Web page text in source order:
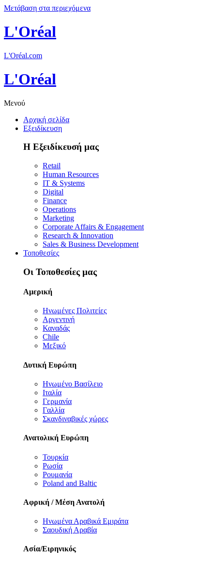
Μετάβαση στα περιεχόμενα
L'Oréal
L'Oréal.com
L'Oréal
Μενού
Αρχική σελίδα
Εξειδίκευση
Η Εξειδίκευσή μας
Retail
Human Resources
IT & Systems
Digital
Finance
Operations
Marketing
Corporate Affairs & Engagement
Research & Innovation
Sales & Business Development
Τοποθεσίες
Οι Τοποθεσίες μας
Αμερική
Ηνωμένες Πολιτείες
Αργεντινή
Καναδάς
Chile
Μεξικό
Δυτική Ευρώπη
Ηνωμένο Βασίλειο
Ιταλία
Γερμανία
Γαλλία
Σκανδιναβικές χώρες
Ανατολική Ευρώπη
Τουρκία
Ρωσία
Ρουμανία
Poland and Baltic
Αφρική / Μέση Ανατολή
Ηνωμένα Αραβικά Εμιράτα
Σαουδική Αραβία
Ασία/Ειρηνικός